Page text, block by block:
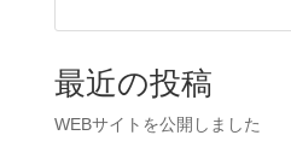
最近の投稿
WEBサイトを公開しました